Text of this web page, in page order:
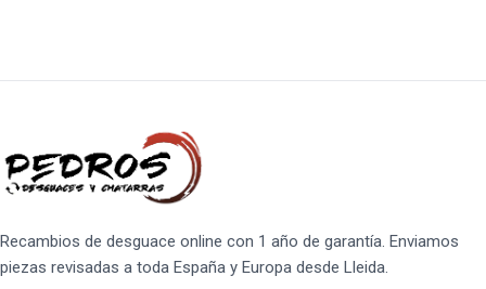
Recambios de desguace online con 1 año de garantía. Enviamos
piezas revisadas a toda España y Europa desde Lleida.